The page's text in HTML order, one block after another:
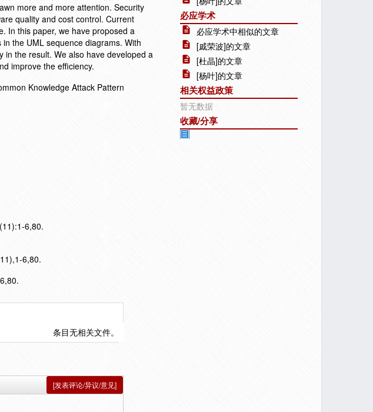
more and more attention. Security
quality and cost control. Current
In this paper, we have proposed a
the UML sequence diagrams. With
in the result. We also have developed a
improve the efficiency.
Knowledge Attack Pattern
6,80.
6,80.
条目无相关文件。
必应学术
必应学术中相似的文章
[戚荣波]的文章
[杜晶]的文章
[杨叶]的文章
相关权益政策
暂无数据
收藏/分享
[发表评论/异议/意见]